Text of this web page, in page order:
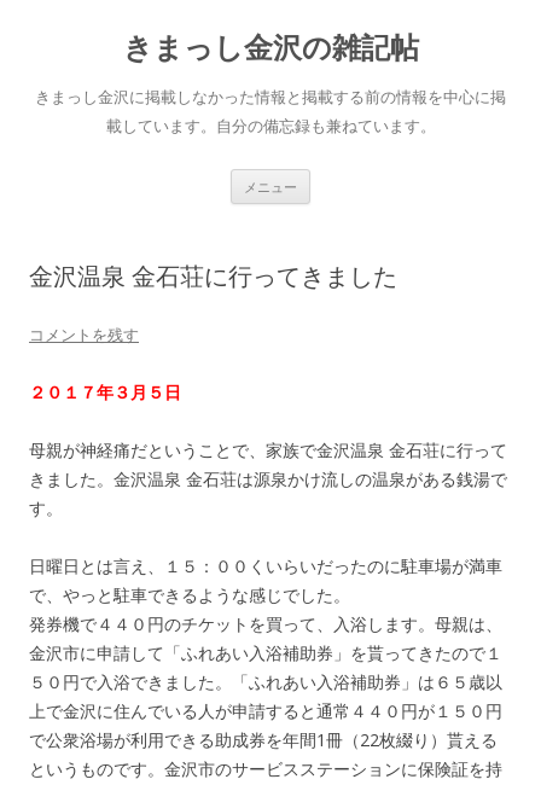
きまっし金沢の雑記帖
きまっし金沢に掲載しなかった情報と掲載する前の情報を中心に掲
載しています。自分の備忘録も兼ねています。
メニュー
へ
ス
キ
金沢温泉 金石荘に行ってきました
コメントを残す
２０１７年３月５日
母親が神経痛だということで、家族で金沢温泉 金石荘に行って
きました。金沢温泉 金石荘は源泉かけ流しの温泉がある銭湯で
す。
日曜日とは言え、１５：００くいらいだったのに駐車場が満車
で、やっと駐車できるような感じでした。
発券機で４４０円のチケットを買って、入浴します。母親は、
金沢市に申請して「ふれあい入浴補助券」を貰ってきたので１
５０円で入浴できました。「ふれあい入浴補助券」は６５歳以
上で金沢に住んでいる人が申請すると通常４４０円が１５０円
で公衆浴場が利用できる助成券を年間1冊（22枚綴り）貰える
というものです。金沢市のサービスステーションに保険証を持